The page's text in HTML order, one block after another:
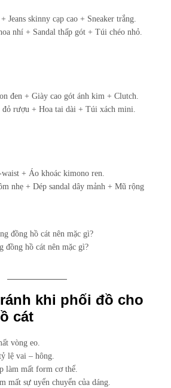
Jeans skinny cạp cao + Sneaker trắng.
nhí + Sandal thấp gót + Túi chéo nhỏ.
đen + Giày cao gót ánh kim + Clutch.
đỏ rượu + Hoa tai dài + Túi xách mini.
+ Áo khoác kimono ren.
nhẹ + Dép sandal dây mảnh + Mũ rộng
đồng hồ cát nên mặc gì?
khi phối đồ cho
cát
vòng eo.
lệ vai – hông.
làm mất form cơ thể.
mất sự uyển chuyển của dáng.